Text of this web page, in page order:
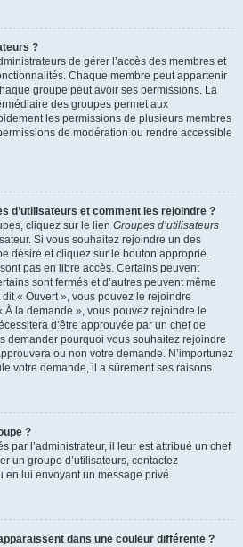
?
de gérer l’accès des membres et
Chaque membre peut appartenir
groupe peut avoir ses permissions. La
des groupes permet aux
les permissions de plusieurs membres
de modération ou rendre accessible
d’utilisateurs et comment les rejoindre ?
cliquez sur le lien Groupes d’utilisateurs
Si vous souhaitez rejoindre un des
désiré et cliquez sur le bouton approprié.
pas en libre accès. Certains peuvent
sont fermés et d’autres peuvent même
« Ouvert », vous pouvez le rejoindre
À la demande », vous pouvez rejoindre le
d’être approuvée par un chef de
demander pourquoi vous souhaitez rejoindre
ou non votre demande. N’importunez
votre demande, il a sûrement ses raisons.
?
par l’administrateur, il leur est attribué un chef
un groupe d’utilisateurs, contactez
en lui envoyant un message privé.
dans une couleur différente ?